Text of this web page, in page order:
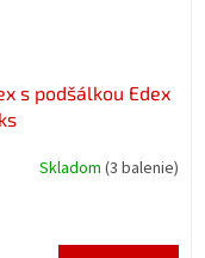
s podšálkou Edex
Skladom (3 balenie)